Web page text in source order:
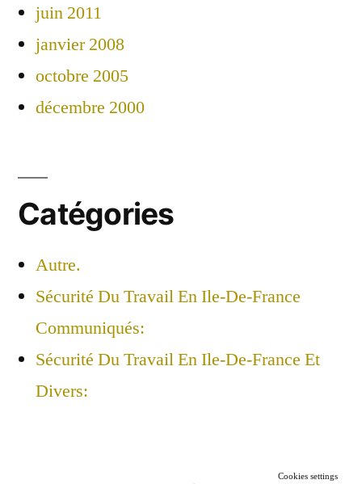
juin 2011
janvier 2008
octobre 2005
décembre 2000
Catégories
Autre.
Sécurité Du Travail En Ile-De-France
Communiqués:
Sécurité Du Travail En Ile-De-France Et
Divers:
Cookies settings